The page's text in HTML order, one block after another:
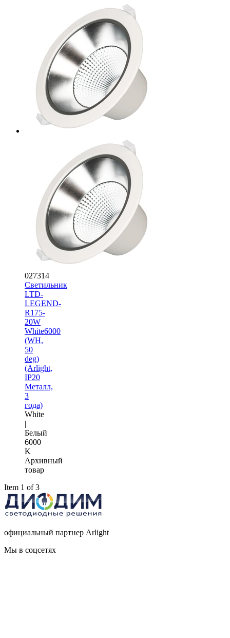
027314
Светильник
LTD-
LEGEND-
R175-
20W
White6000
(WH,
50
deg)
(Arlight,
IP20
Металл,
3
года)
White
|
Белый
6000
K
Архивный
товар
Item 1 of 3
официальный партнер Arlight
Мы в соцсетях